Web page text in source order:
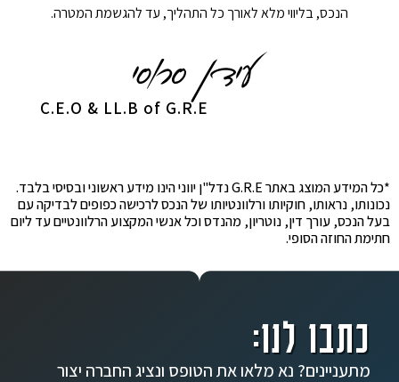
הנכס, בליווי מלא לאורך כל התהליך, עד להגשמת המטרה.
C.E.O & LL.B of G.R.E
*כל המידע המוצג באתר G.R.E נדל"ן יווני הינו מידע ראשוני ובסיסי בלבד.
נכונותו, נראותו, חוקיותו ורלוונטיותו של הנכס לרכישה כפופים לבדיקה עם
בעל הנכס, עורך דין, נוטריון, מהנדס וכל אנשי המקצוע הרלוונטיים עד ליום
חתימת החוזה הסופי.
כתבו לנו:
מתעניינים? נא מלאו את הטופס ונציג החברה יצור